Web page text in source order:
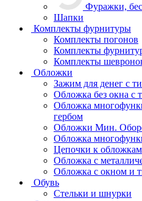
Фуражки,
Шапки
Комплекты фурнитуры
Комплекты погонов
Комплекты
Комплекты
Обложки
Зажим для денег с
Обложка без окна с
Обложка
гербом
Обложки Мин.
Обложка
Цепочки к обложкам
Обложка с
Обложка с окном и
Обувь
Стельки и шнурки